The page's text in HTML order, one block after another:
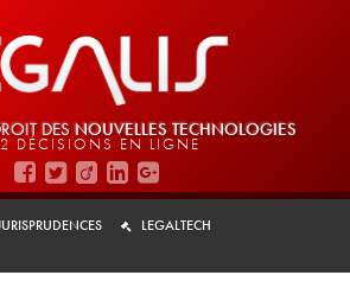
DES NOUVELLES TECHNOLOGIES
DÉCISIONS EN LIGNE
LEGALTECH